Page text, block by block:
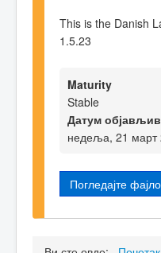
This is the Danish
1.5.23
Maturity
Stable
Датум
недеља, 21 март
Погледајте